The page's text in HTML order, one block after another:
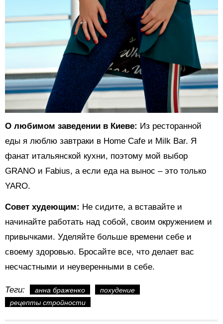
О любимом заведении в Киеве: Из ресторанной
еды я люблю завтраки в Home Cafe и Milk Bar. Я
фанат итальянской кухни, поэтому мой выбор
GRANO и Fabius, а если еда на вынос – это только
YARO.
Совет худеющим: Не сидите, а вставайте и
начинайте работать над собой, своим окружением и
привычками. Уделяйте больше времени себе и
своему здоровью. Бросайте все, что делает вас
несчастными и неуверенными в себе.
Теги: анна браженко
похудение
рецепты стройности